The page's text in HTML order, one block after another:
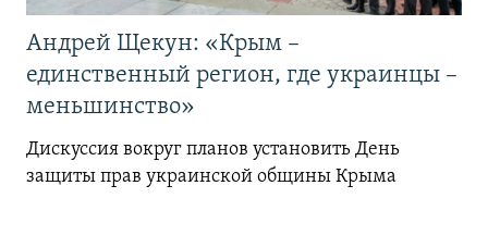
Андрей Щекун: «Крым –
единственный регион, где украинцы –
меньшинство»
Дискуссия вокруг планов установить День
защиты прав украинской общины Крыма